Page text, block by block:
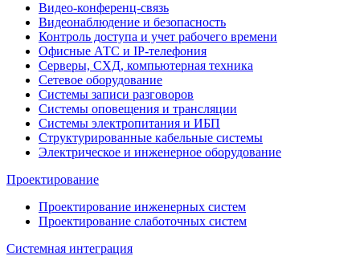
Видео-конференц-связь
Видеонаблюдение и безопасность
Контроль доступа и учет рабочего времени
Офисные АТС и IP-телефония
Серверы, СХД, компьютерная техника
Сетевое оборудование
Системы записи разговоров
Системы оповещения и трансляции
Системы электропитания и ИБП
Структурированные кабельные системы
Электрическое и инженерное оборудование
Проектирование
Проектирование инженерных систем
Проектирование слаботочных систем
Системная интеграция